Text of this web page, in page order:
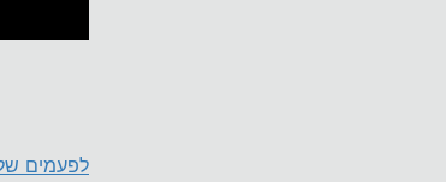
לפעמים